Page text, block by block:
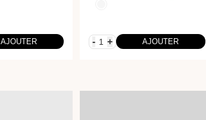
AJOUTER - + AJOUTER